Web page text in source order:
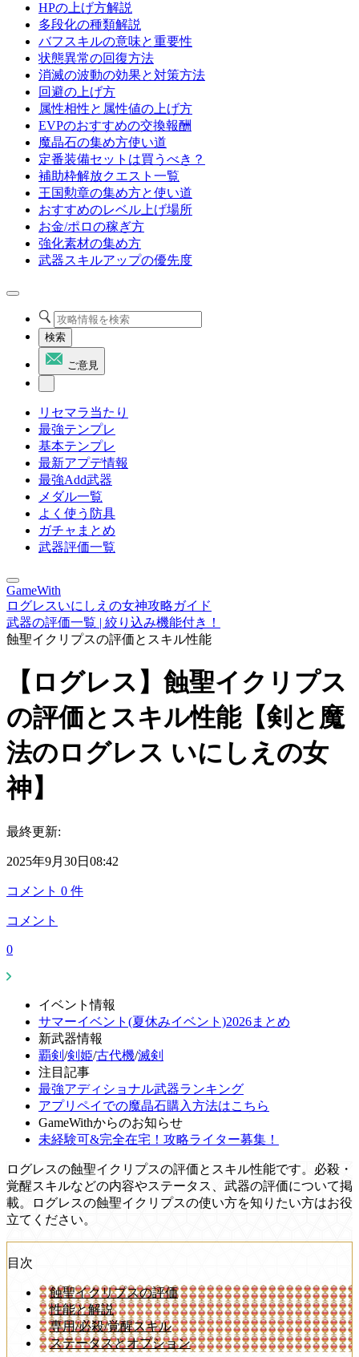
HPの上げ方解説
多段化の種類解説
バフスキルの意味と重要性
状態異常の回復方法
消滅の波動の効果と対策方法
回避の上げ方
属性相性と属性値の上げ方
EVPのおすすめの交換報酬
魔晶石の集め方使い道
定番装備セットは買うべき？
補助枠解放クエスト一覧
王国勲章の集め方と使い道
おすすめのレベル上げ場所
お金/ポロの稼ぎ方
強化素材の集め方
武器スキルアップの優先度
検索
ご意見
リセマラ当たり
最強テンプレ
基本テンプレ
最新アプデ情報
最強Add武器
メダル一覧
よく使う防具
ガチャまとめ
武器評価一覧
GameWith
ログレスいにしえの女神攻略ガイド
武器の評価一覧 | 絞り込み機能付き！
蝕聖イクリプスの評価とスキル性能
【ログレス】蝕聖イクリプス
の評価とスキル性能【剣と魔
法のログレス いにしえの女
神】
最終更新:
2025年9月30日08:42
コメント 0 件
コメント
0
イベント情報
サマーイベント(夏休みイベント)2026まとめ
新武器情報
覇剣 /剣姫/古代機/滅剣
注目記事
最強アディショナル武器ランキング
アプリペイでの魔晶石購入方法はこちら
GameWithからのお知らせ
未経験可&完全在宅！攻略ライター募集！
ログレスの蝕聖イクリプスの評価とスキル性能です。必殺・
覚醒スキルなどの内容やステータス、武器の評価について掲
載。ログレスの蝕聖イクリプスの使い方を知りたい方はお役
立てください。
目次
蝕聖イクリプスの評価
性能と解説
専用/必殺/覚醒スキル
ステータスとオプション